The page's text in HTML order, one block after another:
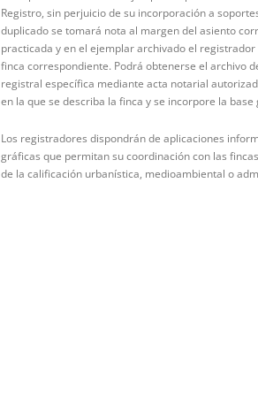
Registro, sin perjuicio de su incorporación a
duplicado se tomará nota al margen del asiento
practicada y en el ejemplar archivado el
finca correspondiente. Podrá obtenerse el archivo
registral específica mediante acta notarial
en la que se describa la finca y se incorpore la base
Los registradores dispondrán de aplicaciones
gráficas que permitan su coordinación con las
de la calificación urbanística, medioambiental o